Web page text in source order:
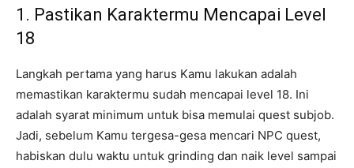
1. Pastikan Karaktermu Mencapai Level
18
Langkah pertama yang harus Kamu lakukan adalah
memastikan karaktermu sudah mencapai level 18. Ini
adalah syarat minimum untuk bisa memulai quest subjob.
Jadi, sebelum Kamu tergesa-gesa mencari NPC quest,
habiskan dulu waktu untuk grinding dan naik level sampai